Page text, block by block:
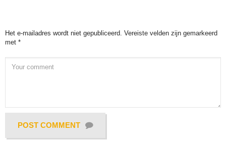
Het e-mailadres wordt niet gepubliceerd. Vereiste velden zijn gemarkeerd
met *
POST COMMENT